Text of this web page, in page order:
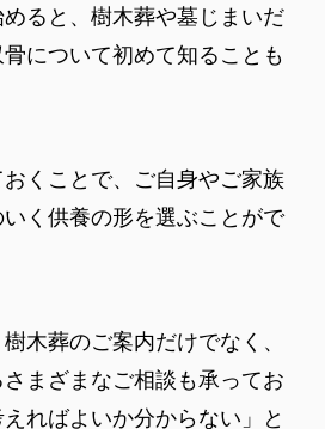
ると、樹木葬や墓じまいだ
について初めて知ることも
くことで、ご自身やご家族
く供養の形を選ぶことがで
木葬のご案内だけでなく、
まざまなご相談も承ってお
ればよいか分からない」と